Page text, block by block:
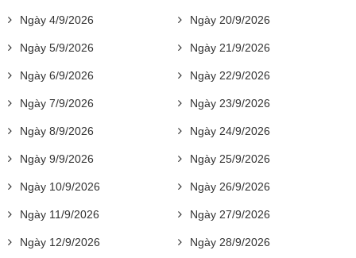
Ngày 4/9/2026
Ngày 5/9/2026
Ngày 6/9/2026
Ngày 7/9/2026
Ngày 8/9/2026
Ngày 9/9/2026
Ngày 10/9/2026
Ngày 11/9/2026
Ngày 12/9/2026
Ngày 20/9/2026
Ngày 21/9/2026
Ngày 22/9/2026
Ngày 23/9/2026
Ngày 24/9/2026
Ngày 25/9/2026
Ngày 26/9/2026
Ngày 27/9/2026
Ngày 28/9/2026